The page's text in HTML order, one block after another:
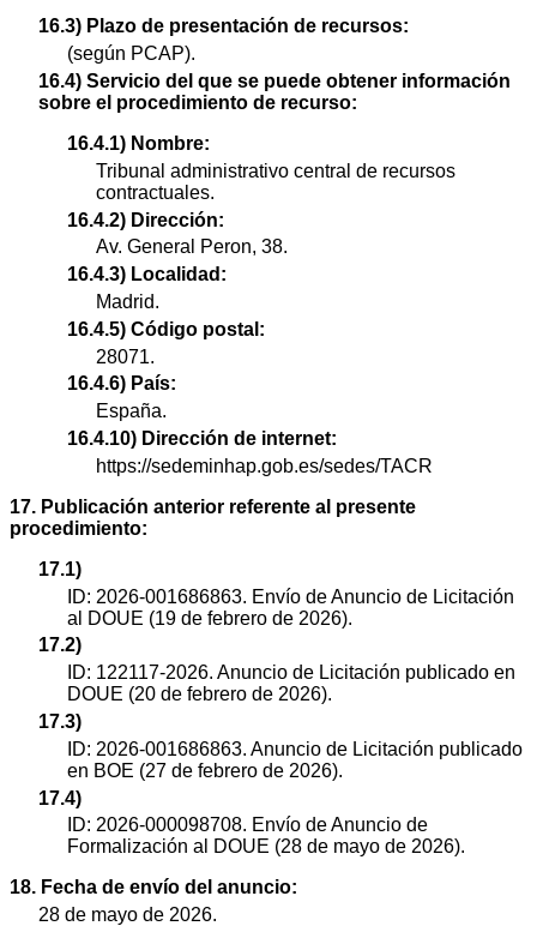
16.3) Plazo de presentación de recursos:
(según PCAP).
16.4) Servicio del que se puede obtener información
sobre el procedimiento de recurso:
16.4.1) Nombre:
Tribunal administrativo central de recursos
contractuales.
16.4.2) Dirección:
Av. General Peron, 38.
16.4.3) Localidad:
Madrid.
16.4.5) Código postal:
28071.
16.4.6) País:
España.
16.4.10) Dirección de internet:
https://sedeminhap.gob.es/sedes/TACR
17. Publicación anterior referente al presente
procedimiento:
17.1)
ID: 2026-001686863. Envío de Anuncio de Licitación
al DOUE (19 de febrero de 2026).
17.2)
ID: 122117-2026. Anuncio de Licitación publicado en
DOUE (20 de febrero de 2026).
17.3)
ID: 2026-001686863. Anuncio de Licitación publicado
en BOE (27 de febrero de 2026).
17.4)
ID: 2026-000098708. Envío de Anuncio de
Formalización al DOUE (28 de mayo de 2026).
18. Fecha de envío del anuncio:
28 de mayo de 2026.